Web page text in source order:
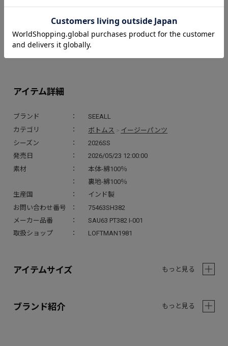
お気に入り 取扱店舗
アイテム詳細
ブランド
SEEALL
カテゴリ
ボトムス > イージーパンツ
シーズン
2026SS
発売日
2026/05/23 12:00:00
素材
本体-綿100％
裏地-綿100％
生産国
インド製
お問い合わせ番号
75463SH382
メーカー品番
SAU63 PT382 I-001
取扱ショップ
LOFTMAN1981
アイテムサイズ もっと見る
ブランド紹介 もっと見る